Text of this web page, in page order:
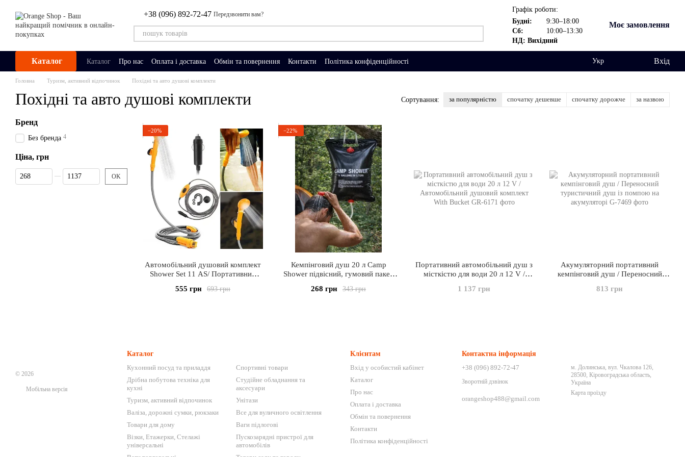
+38 (096) 892-72-47 Передзвонити вам?
Графік роботи:
Будні:
9:30–18:00
Сб:
10:00–13:30
НД: Вихідний
Моє замовлення
Каталог Каталог Про нас Оплата і доставка Обмін та повернення Контакти Політика конфіденційності Укр Вхід
Головна Туризм, активний відпочинок Похідні та авто душові комплекти
Похідні та авто душові комплекти Сортування: за популярністю спочатку дешевше спочатку дорожче за назвою
−20%
Автомобільний душовий комплект
Shower Set 11 AS/ Портативний
693 грн
555 грн
−22%
Кемпінговий душ 20 л Camp
Shower підвісний, гумовий пакет
343 грн
268 грн
Портативний автомобільний душ з
місткістю для води 20 л 12 V /
With Bucket
1 137 грн
Акумуляторний портативний
кемпінговий душ / Переносний
акумуляторі
813 грн
Бренд
Без бренда 4
Ціна, грн
Від Ціна, грн
До Ціна, грн
OK
© 2026
Мобільна версія
Каталог
Кухонний посуд та приладдя
Дрібна побутова техніка для
кухні
Туризм, активний відпочинок
Валіза, дорожні сумки, рюкзаки
Товари для дому
Візки, Етажерки, Стелажі
універсальні
Спортивні товари
Студійне обладнання та
аксесуари
Унітази
Все для вуличного освітлення
Ваги підлогові
Пускозарядні пристрої для
автомобілів
Клієнтам
Вхід у особистий кабінет
Каталог
Про нас
Оплата і доставка
Обмін та повернення
Контакти
Політика конфіденційності
Контактна інформація
+38 (096) 892-72-47
Зворотній дзвінок
orangeshop488@gmail.com
м. Долинська, вул. Чкалова 126,
28500, Кіровоградська область,
Україна
Карта проїзду